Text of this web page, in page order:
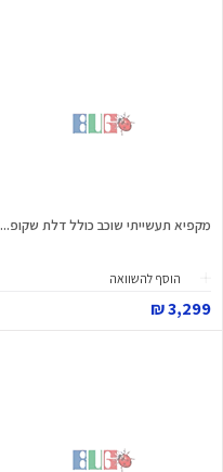
מקפיא תעשייתי שוכב כולל דלת שקופ...
הוסף להשוואה
3,299 ₪